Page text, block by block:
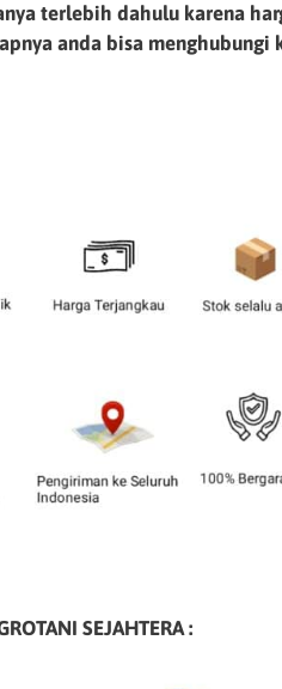
terlebih dahulu karena
anda bisa menghubungi
SEJAHTERA :